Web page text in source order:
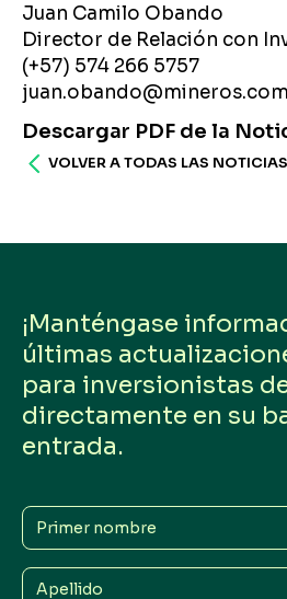
Juan Camilo Obando
Director de Relación con
(+57) 574 266 5757
Descargar PDF de la
VOLVER A TODAS LAS NOTICIAS
¡Manténgase
últimas
para inversionistas
directamente en su
entrada.
Primer
nombre
Apellido